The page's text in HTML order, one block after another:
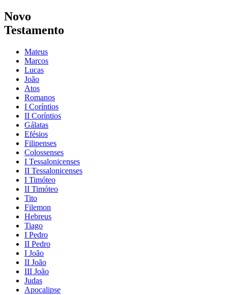
Novo
Testamento
Mateus
Marcos
Lucas
João
Atos
Romanos
I Coríntios
II Coríntios
Gálatas
Efésios
Filipenses
Colossenses
I Tessalonicenses
II Tessalonicenses
I Timóteo
II Timóteo
Tito
Filemon
Hebreus
Tiago
I Pedro
II Pedro
I João
II João
III João
Judas
Apocalipse